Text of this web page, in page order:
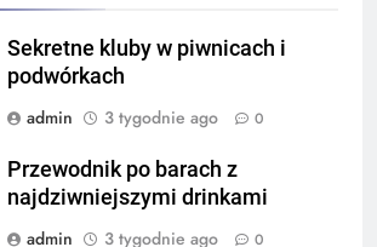
Sekretne kluby w piwnicach i
podwórkach
admin
3 tygodnie ago 0
Przewodnik po barach z
najdziwniejszymi drinkami
admin
3 tygodnie ago 0